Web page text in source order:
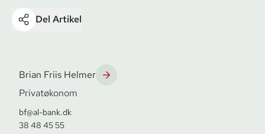
Del Artikel
Brian Friis Helmer
Privatøkonom
bf@al-bank.dk
38 48 45 55